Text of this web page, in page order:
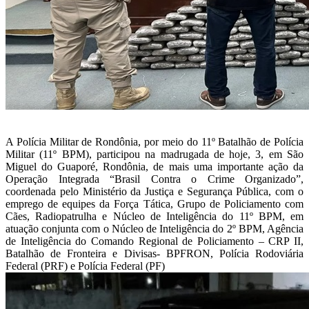
A Polícia Militar de Rondônia, por meio do 11º Batalhão de Polícia
Militar (11º BPM), participou na madrugada de hoje, 3, em São
Miguel do Guaporé, Rondônia, de mais uma importante ação da
Operação Integrada “Brasil Contra o Crime Organizado”,
coordenada pelo Ministério da Justiça e Segurança Pública, com o
emprego de equipes da Força Tática, Grupo de Policiamento com
Cães, Radiopatrulha e Núcleo de Inteligência do 11º BPM, em
atuação conjunta com o Núcleo de Inteligência do 2º BPM, Agência
de Inteligência do Comando Regional de Policiamento – CRP II,
Batalhão de Fronteira e Divisas- BPFRON, Polícia Rodoviária
Federal (PRF) e Polícia Federal (PF)